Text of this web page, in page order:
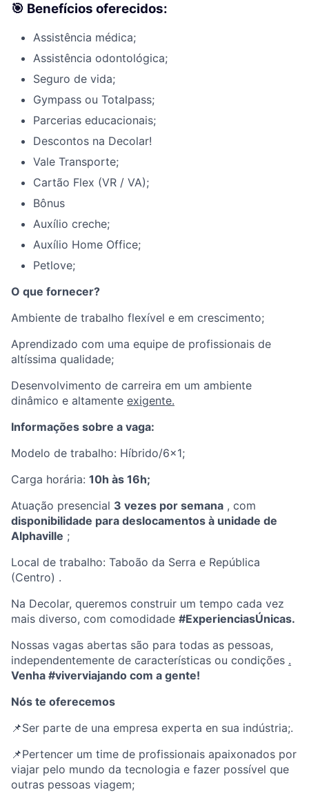
🎯 Benefícios oferecidos:
Assistência médica;
Assistência odontológica;
Seguro de vida;
Gympass ou Totalpass;
Parcerias educacionais;
Descontos na Decolar!
Vale Transporte;
Cartão Flex (VR / VA);
Bônus
Auxílio creche;
Auxílio Home Office;
Petlove;
O que fornecer?
Ambiente de trabalho flexível e em crescimento;
Aprendizado com uma equipe de profissionais de
altíssima qualidade;
Desenvolvimento de carreira em um ambiente
dinâmico e altamente exigente.
Informações sobre a vaga:
Modelo de trabalho: Híbrido/6x1;
Carga horária: 10h às 16h;
Atuação presencial 3 vezes por semana , com
disponibilidade para deslocamentos à unidade de
Alphaville ;
Local de trabalho: Taboão da Serra e República
(Centro) .
Na Decolar, queremos construir um tempo cada vez
mais diverso, com comodidade #ExperienciasÚnicas.
Nossas vagas abertas são para todas as pessoas,
independentemente de características ou condições .
Venha #viverviajando com a gente!
Nós te oferecemos
📌Ser parte de una empresa experta en sua indústria;.
📌Pertencer um time de profissionais apaixonados por
viajar pelo mundo da tecnologia e fazer possível que
outras pessoas viagem;